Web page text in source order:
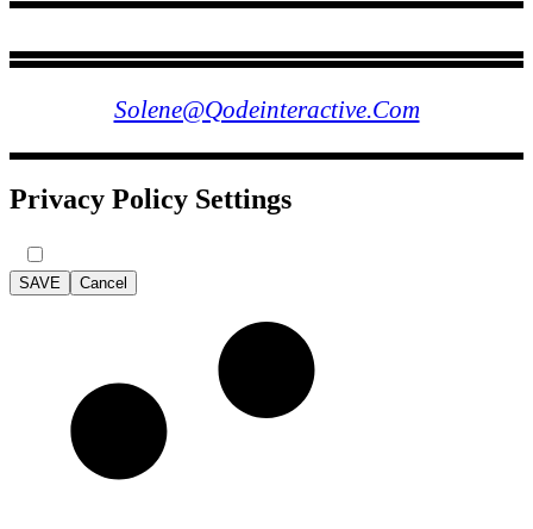
Solene@qodeinteractive.com
Privacy Policy Settings
SAVE Cancel